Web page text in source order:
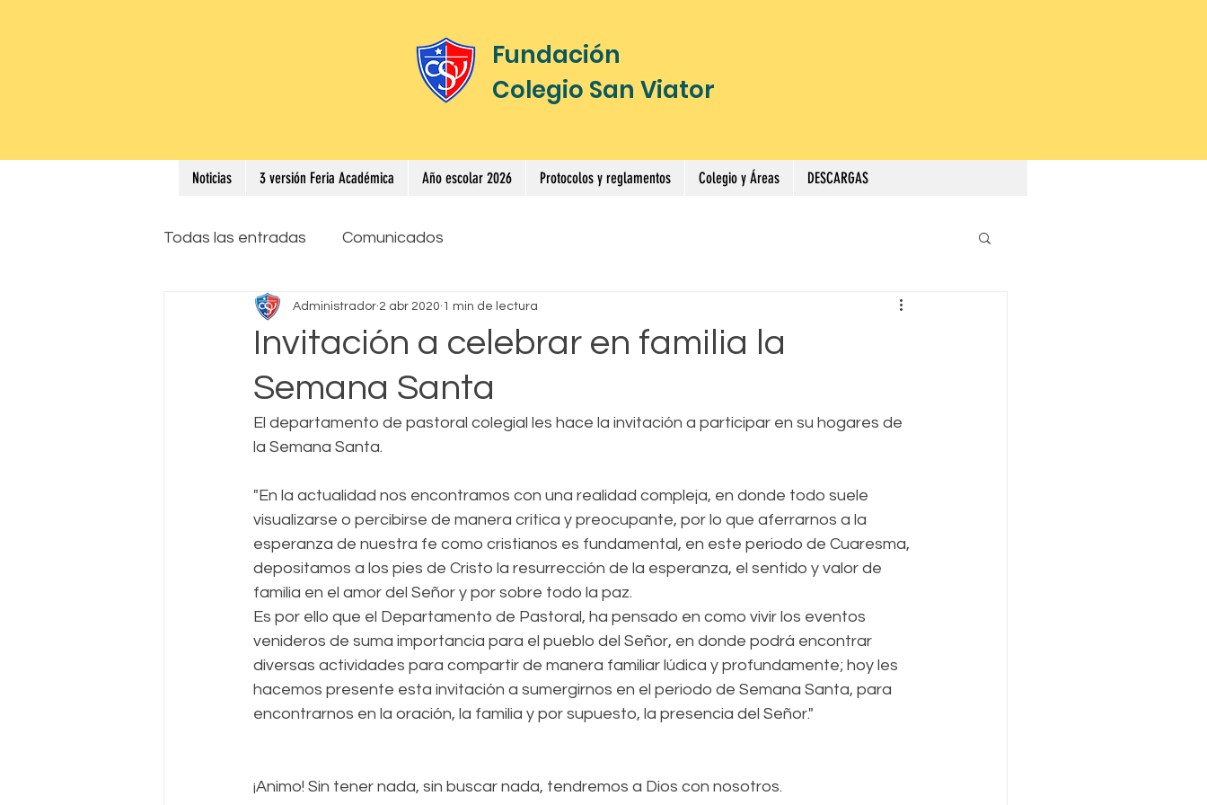
Fundación
Colegio San Viator
Noticias 3 versión Feria Académica Año escolar 2026 Protocolos y reglamentos Colegio y Áreas DESCARGAS
Todas las entradas Comunicados
Invitación a celebrar en familia la
Semana Santa
Administrador 2 abr 2020 1 min de lectura
El departamento de pastoral colegial les hace la invitación a participar en su hogares de
la Semana Santa.
"En la actualidad nos encontramos con una realidad compleja, en donde todo suele
visualizarse o percibirse de manera critica y preocupante, por lo que aferrarnos a la
esperanza de nuestra fe como cristianos es fundamental, en este periodo de Cuaresma,
depositamos a los pies de Cristo la resurrección de la esperanza, el sentido y valor de
familia en el amor del Señor y por sobre todo la paz.
Es por ello que el Departamento de Pastoral, ha pensado en como vivir los eventos
venideros de suma importancia para el pueblo del Señor, en donde podrá encontrar
diversas actividades para compartir de manera familiar lúdica y profundamente; hoy les
hacemos presente esta invitación a sumergirnos en el periodo de Semana Santa, para
encontrarnos en la oración, la familia y por supuesto, la presencia del Señor."
¡Animo! Sin tener nada, sin buscar nada, tendremos a Dios con nosotros.